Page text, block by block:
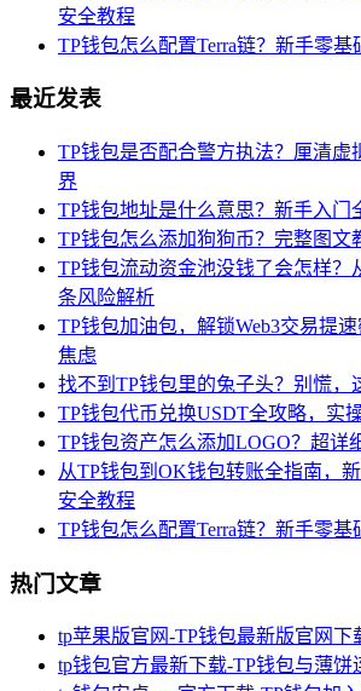
安全教程
TP钱包怎么配置Terra链？新手零基
最近发表
TP钱包是否配合警方执法？厘清虚
界
TP钱包地址是什么意思？新手入门
TP钱包怎么添加狗狗币？完整图文
TP钱包流动资金池没钱了会怎样？
条风险解析
TP钱包加油包，解锁Web3交易提
焦虑
找不到TP钱包里的兔子头？别慌，
TP钱包代币兑换USDT全攻略，实
TP钱包资产怎么添加LOGO？超详
从TP钱包到OK钱包转账全指南，
安全教程
TP钱包怎么配置Terra链？新手零基
热门文章
tp苹果版官网-TP钱包最新版官网下
tp钱包官方最新下载-TP钱包与薄饼